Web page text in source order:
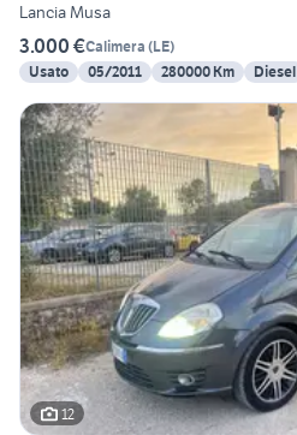
Lancia Musa
3.000 €Calimera (LE)
Usato
05/2011 280000 Km Diesel
12